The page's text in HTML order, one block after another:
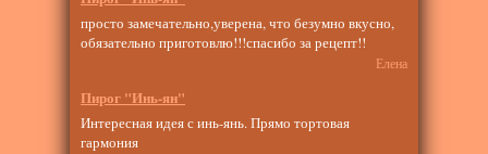
просто замечательно,уверена, что безумно вкусно,
обязательно приготовлю!!!спасибо за рецепт!!
Елена
Пирог "Инь-ян"
Интересная идея с инь-янь. Прямо тортовая
гармония